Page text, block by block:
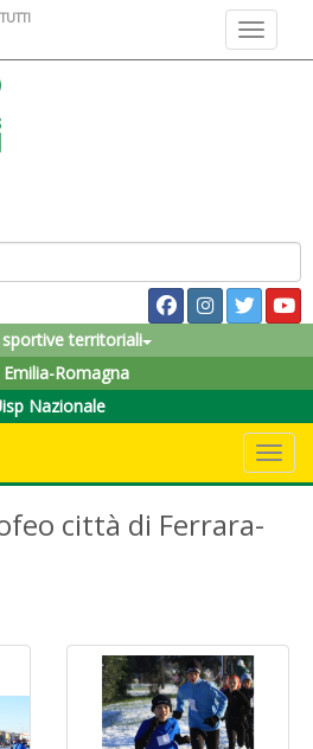
Toggle
territoriali
Romagna
Nazionale
città di Ferrara-